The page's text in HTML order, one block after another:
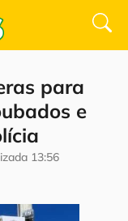
para
e
13:56